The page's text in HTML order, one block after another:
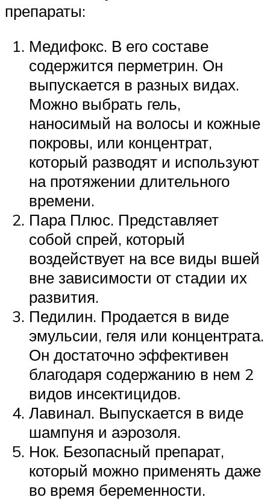
препараты:
Медифокс. В его составе
содержится перметрин. Он
выпускается в разных видах.
Можно выбрать гель,
наносимый на волосы и кожные
покровы, или концентрат,
который разводят и используют
на протяжении длительного
времени.
Пара Плюс. Представляет
собой спрей, который
воздействует на все виды вшей
вне зависимости от стадии их
развития.
Педилин. Продается в виде
эмульсии, геля или концентрата.
Он достаточно эффективен
благодаря содержанию в нем 2
видов инсектицидов.
Лавинал. Выпускается в виде
шампуня и аэрозоля.
Нок. Безопасный препарат,
который можно применять даже
во время беременности.